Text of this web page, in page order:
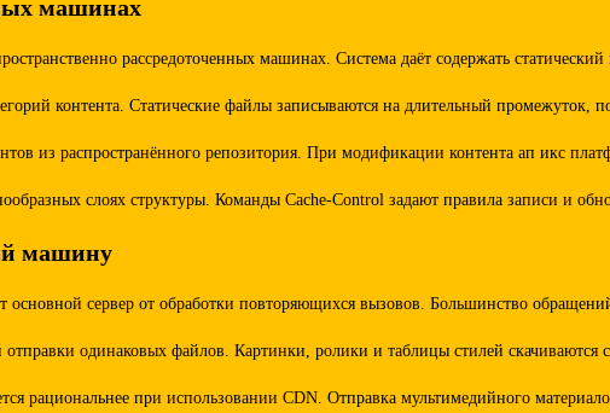
машинах
рассредоточенных машинах. Система даёт содержать
контента. Статические файлы записываются на длительный
из распространённого репозитория. При модификации контента ап икс
слоях структуры. Команды Cache-Control задают правила записи и
машину
сервер от обработки повторяющихся вызовов. Большинство
одинаковых файлов. Картинки, ролики и таблицы стилей
рациональнее при использовании CDN. Отправка мультимедийного